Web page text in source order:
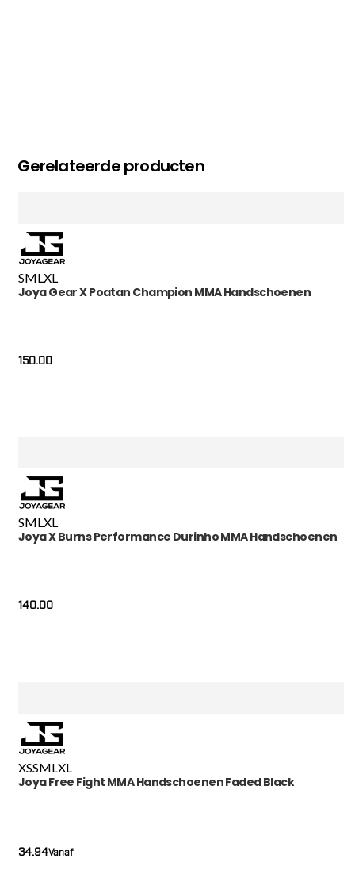
Gerelateerde producten
SMLXL
Joya Gear X Poatan Champion MMA Handschoenen
150.00
SMLXL
Joya X Burns Performance Durinho MMA Handschoenen
140.00
XSSMLXL
Joya Free Fight MMA Handschoenen Faded Black
Vanaf
34.94